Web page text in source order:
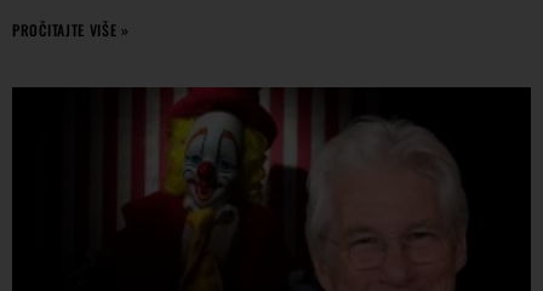
PROČITAJTE VIŠE »